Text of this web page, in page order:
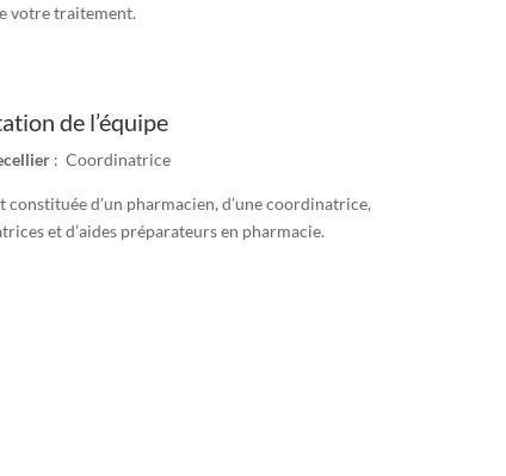
votre traitement.
de l’équipe
: Coordinatrice
constituée d’un pharmacien, d’une coordinatrice,
et d’aides préparateurs en pharmacie.